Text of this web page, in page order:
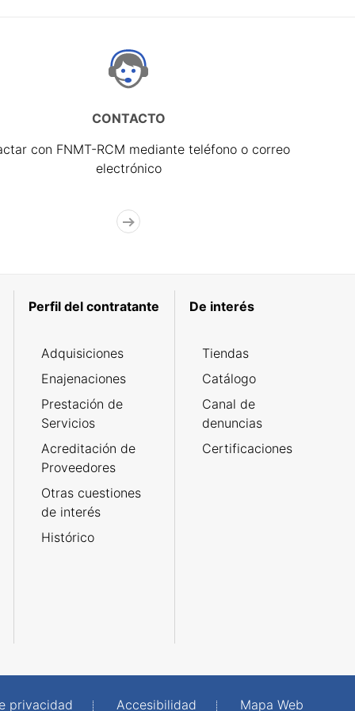
CONTACTO
con FNMT-RCM mediante teléfono o correo
electrónico
Perfil del contratante
Adquisiciones
Enajenaciones
Prestación de
Servicios
Acreditación de
Proveedores
Otras cuestiones
de interés
Histórico
De interés
Tiendas
Catálogo
Canal de
denuncias
Certificaciones
privacidad Accesibilidad Mapa Web